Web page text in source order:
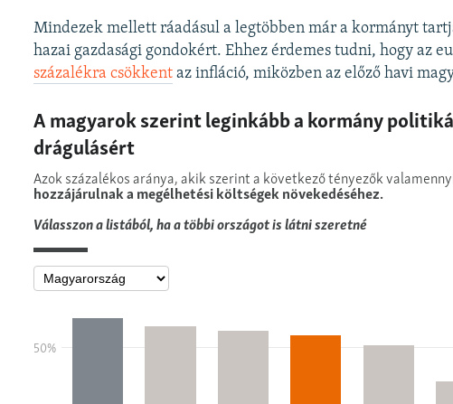
Mindezek mellett ráadásul a legtöbben már a kormányt
hazai gazdasági gondokért. Ehhez érdemes tudni, hogy az
százalékra csökkent az infláció, miközben az előző havi